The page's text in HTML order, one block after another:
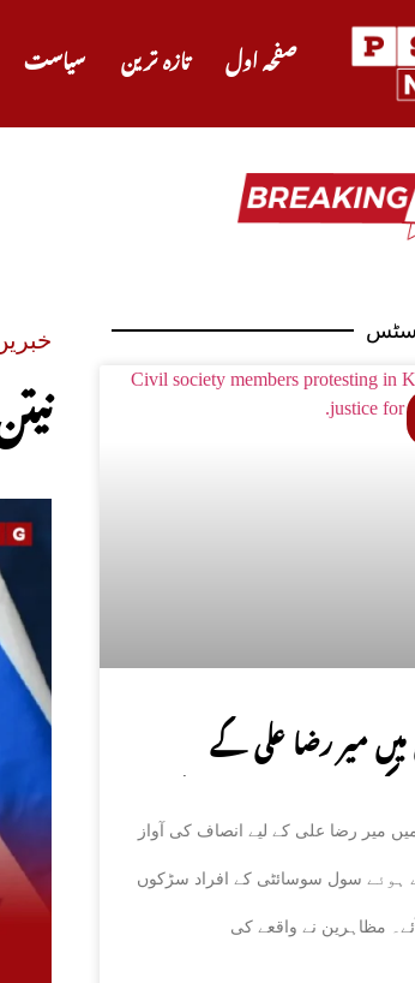
سیاست تازہ ترین صفحہ اول
میں میر رضا علی کے
میر رضا علی کے لیے انصاف کی آواز
ہوئے سول سوسائٹی کے افراد سڑکوں
مظاہرین نے واقعے کی